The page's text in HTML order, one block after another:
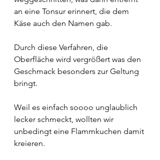
an eine Tonsur erinnert, die dem
Käse auch den Namen gab.
Durch diese Verfahren, die
Oberfläche wird vergrößert was den
Geschmack besonders zur Geltung
bringt.
Weil es einfach soooo unglaublich
lecker schmeckt, wollten wir
unbedingt eine Flammkuchen damit
kreieren.